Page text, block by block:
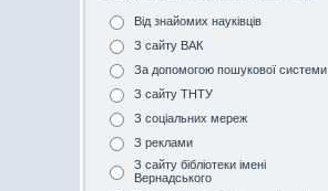
Від знайомих науківців
З сайту ВАК
За допомогою пошукової системи
З сайту ТНТУ
З соціальних мереж
З реклами
З сайту бібліотеки імені
Вернадського